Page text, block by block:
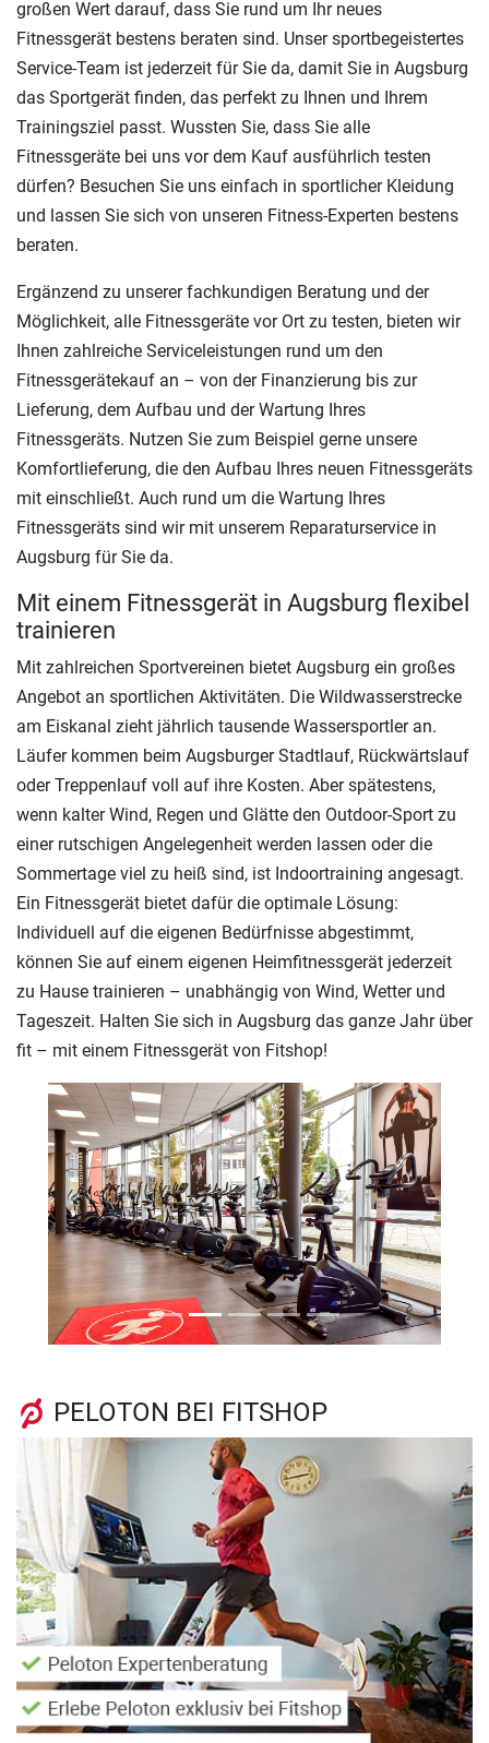
großen Wert darauf, dass Sie rund um Ihr neues
Fitnessgerät bestens beraten sind. Unser sportbegeistertes
Service-Team ist jederzeit für Sie da, damit Sie in Augsburg
das Sportgerät finden, das perfekt zu Ihnen und Ihrem
Trainingsziel passt. Wussten Sie, dass Sie alle
Fitnessgeräte bei uns vor dem Kauf ausführlich testen
dürfen? Besuchen Sie uns einfach in sportlicher Kleidung
und lassen Sie sich von unseren Fitness-Experten bestens
beraten.
Ergänzend zu unserer fachkundigen Beratung und der
Möglichkeit, alle Fitnessgeräte vor Ort zu testen, bieten wir
Ihnen zahlreiche Serviceleistungen rund um den
Fitnessgerätekauf an – von der Finanzierung bis zur
Lieferung, dem Aufbau und der Wartung Ihres
Fitnessgeräts. Nutzen Sie zum Beispiel gerne unsere
Komfortlieferung, die den Aufbau Ihres neuen Fitnessgeräts
mit einschließt. Auch rund um die Wartung Ihres
Fitnessgeräts sind wir mit unserem Reparaturservice in
Augsburg für Sie da.
Mit einem Fitnessgerät in Augsburg flexibel
trainieren
Mit zahlreichen Sportvereinen bietet Augsburg ein großes
Angebot an sportlichen Aktivitäten. Die Wildwasserstrecke
am Eiskanal zieht jährlich tausende Wassersportler an.
Läufer kommen beim Augsburger Stadtlauf, Rückwärtslauf
oder Treppenlauf voll auf ihre Kosten. Aber spätestens,
wenn kalter Wind, Regen und Glätte den Outdoor-Sport zu
einer rutschigen Angelegenheit werden lassen oder die
Sommertage viel zu heiß sind, ist Indoortraining angesagt.
Ein Fitnessgerät bietet dafür die optimale Lösung:
Individuell auf die eigenen Bedürfnisse abgestimmt,
können Sie auf einem eigenen Heimfitnessgerät jederzeit
zu Hause trainieren – unabhängig von Wind, Wetter und
Tageszeit. Halten Sie sich in Augsburg das ganze Jahr über
fit – mit einem Fitnessgerät von Fitshop!
Previous
PELOTON BEI FITSHOP